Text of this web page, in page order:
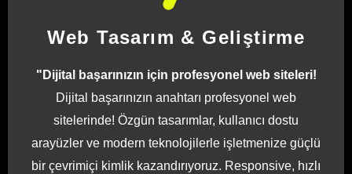
Web Tasarım & Geliştirme
"Dijital başarınızın için profesyonel web siteleri!
Dijital başarınızın anahtarı profesyonel web
sitelerinde! Özgün tasarımlar, kullanıcı dostu
arayüzler ve modern teknolojilerle işletmenize güçlü
bir çevrimiçi kimlik kazandırıyoruz. Responsive, hızlı